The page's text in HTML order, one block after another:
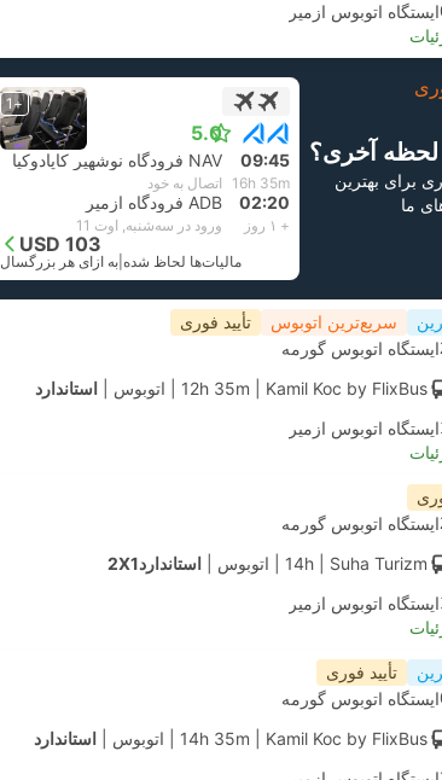
ایستگاه اتوبوس ازمیر
لحظه آخری؟
برای بهترین
ما
5.0
+1
09:45 NAV فرودگاه نوشهیر کاپادوکیا
16h 35m اتصال به خود
02:20 ADB فرودگاه ازمیر
+ ۱ روز ورود در سه‌شنبه, اوت 11
USD 103
مالیات‌ها لحاظ شده به ازای هر بزرگسال
سریع‌ترین اتوبوس تأیید فوری
ایستگاه اتوبوس گورمه
12h 35m | Kamil Koc by FlixBus اتوبوس استاندارد
ایستگاه اتوبوس ازمیر
ایستگاه اتوبوس گورمه
14h | Suha Turizm اتوبوس استاندارد2X1
ایستگاه اتوبوس ازمیر
تأیید فوری
ایستگاه اتوبوس گورمه
14h 35m | Kamil Koc by FlixBus اتوبوس استاندارد